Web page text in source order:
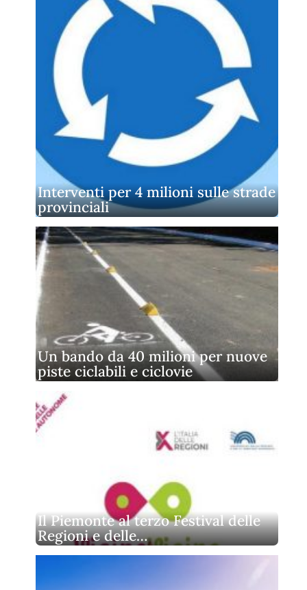
Interventi per 4 milioni sulle strade
provinciali
Un bando da 40 milioni per nuove
piste ciclabili e ciclovie
Il Piemonte al terzo Festival delle
Regioni e delle…